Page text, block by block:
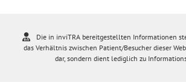
Die in inviTRA bereitgestellten Informationen
das Verhältnis zwischen Patient/Besucher dieser
dar, sondern dient lediglich zu